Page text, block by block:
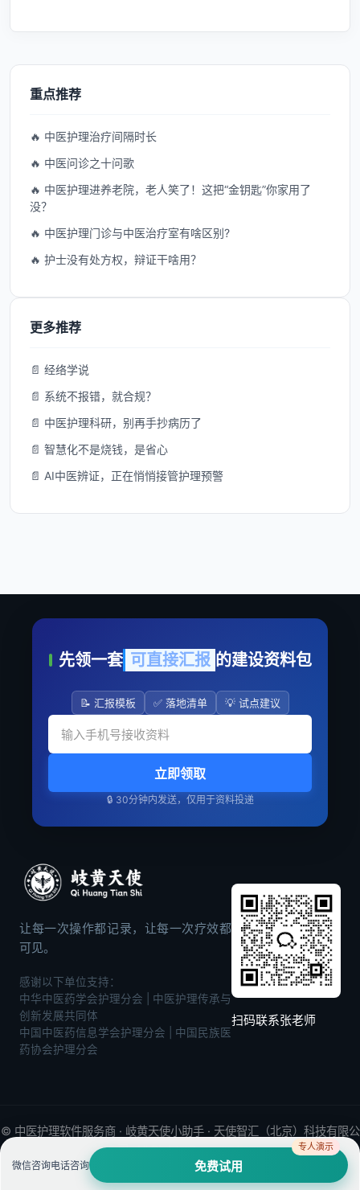
微信咨询电话咨询 免费试用
专人演示
重点推荐
🔥 中医护理治疗间隔时长
🔥 中医问诊之十问歌
🔥 中医护理进养老院，老人笑了！这把“金钥匙”你家用了
没？
🔥 中医护理门诊与中医治疗室有啥区别?
🔥 护士没有处方权，辩证干啥用？
更多推荐
📄 经络学说
📄 系统不报错，就合规？
📄 中医护理科研，别再手抄病历了
📄 智慧化不是烧钱，是省心
📄 AI中医辨证，正在悄悄接管护理预警
先领一套 可直接汇报 的建设资料包
📝 汇报模板 ✅ 落地清单 💡 试点建议
立即领取
🔒 30分钟内发送，仅用于资料投递
让每一次操作都记录，让每一次疗效都
可见。
感谢以下单位支持：
中华中医药学会护理分会 | 中医护理传承与
创新发展共同体
中国中医药信息学会护理分会 | 中国民族医
药协会护理分会
扫码联系张老师
© 中医护理软件服务商 · 岐黄天使小助手 · 天使智汇（北京）科技有限公
司. All Rights Reserved.
京ICP备2022013233号-14